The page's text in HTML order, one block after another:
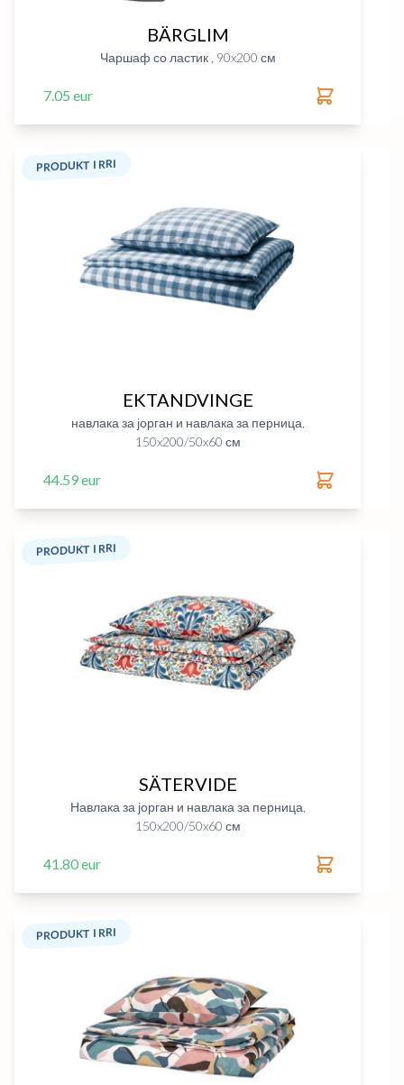
BÄRGLIM
Чаршаф со ластик , 90x200 см
7.05 eur
PRODUKT I RRI
EKTANDVINGE
навлака за јорган и навлака за перница,
150x200/50x60 см
44.59 eur
PRODUKT I RRI
SÄTERVIDE
Навлака за јорган и навлака за перница,
150x200/50x60 см
41.80 eur
PRODUKT I RRI